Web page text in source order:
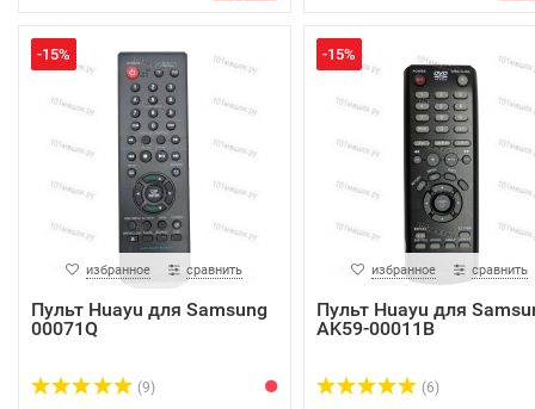
-15%
избранное сравнить
Пульт Huayu для Samsung
00071Q
(9)
-15%
избранное сравнить
Пульт Huayu для
AK59-00011B
(6)